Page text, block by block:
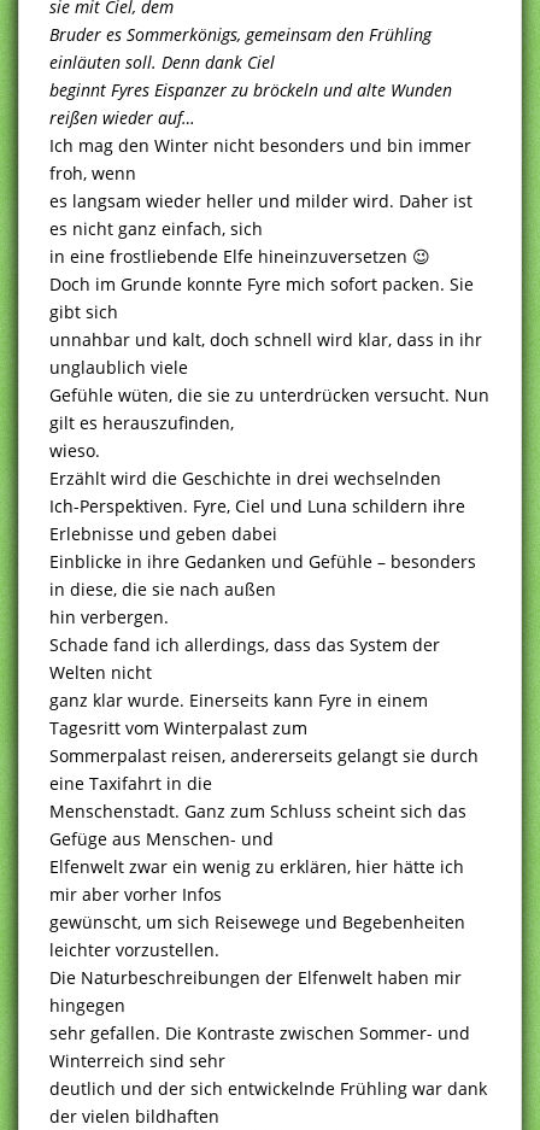
sie mit Ciel, dem
Bruder es Sommerkönigs, gemeinsam den Frühling
einläuten soll. Denn dank Ciel
beginnt Fyres Eispanzer zu bröckeln und alte Wunden
reißen wieder auf…
Ich mag den Winter nicht besonders und bin immer
froh, wenn
es langsam wieder heller und milder wird. Daher ist
es nicht ganz einfach, sich
in eine frostliebende Elfe hineinzuversetzen 😉
Doch im Grunde konnte Fyre mich sofort packen. Sie
gibt sich
unnahbar und kalt, doch schnell wird klar, dass in ihr
unglaublich viele
Gefühle wüten, die sie zu unterdrücken versucht. Nun
gilt es herauszufinden,
wieso.
Erzählt wird die Geschichte in drei wechselnden
Ich-Perspektiven. Fyre, Ciel und Luna schildern ihre
Erlebnisse und geben dabei
Einblicke in ihre Gedanken und Gefühle – besonders
in diese, die sie nach außen
hin verbergen.
Schade fand ich allerdings, dass das System der
Welten nicht
ganz klar wurde. Einerseits kann Fyre in einem
Tagesritt vom Winterpalast zum
Sommerpalast reisen, andererseits gelangt sie durch
eine Taxifahrt in die
Menschenstadt. Ganz zum Schluss scheint sich das
Gefüge aus Menschen- und
Elfenwelt zwar ein wenig zu erklären, hier hätte ich
mir aber vorher Infos
gewünscht, um sich Reisewege und Begebenheiten
leichter vorzustellen.
Die Naturbeschreibungen der Elfenwelt haben mir
hingegen
sehr gefallen. Die Kontraste zwischen Sommer- und
Winterreich sind sehr
deutlich und der sich entwickelnde Frühling war dank
der vielen bildhaften